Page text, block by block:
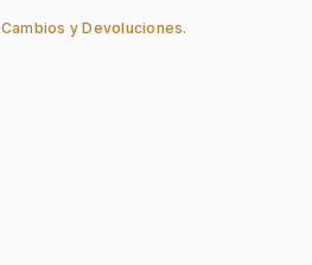
Cambios y Devoluciones.